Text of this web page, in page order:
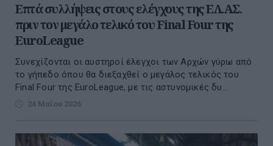
Επτά συλλήψεις στους ελέγχους της ΕΛ.ΑΣ.
πριν τον μεγάλο τελικό του Final Four της
EuroLeague
Συνεχίζονται οι αυστηροί έλεγχοι των Αρχών γύρω από
το γήπεδο όπου θα διεξαχθεί ο μεγάλος τελικός του
Final Four της EuroLeague, με τις αστυνομικές δυ...
24 Μαΐου 2026